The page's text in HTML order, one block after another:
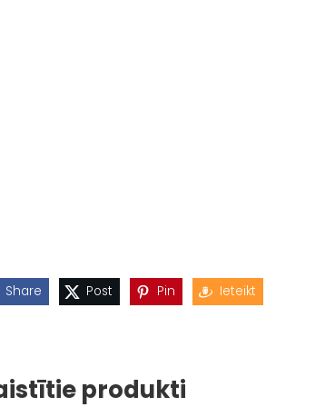
Share Post Pin Ieteikt
produkti